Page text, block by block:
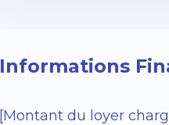
Informations
[Montant du loyer